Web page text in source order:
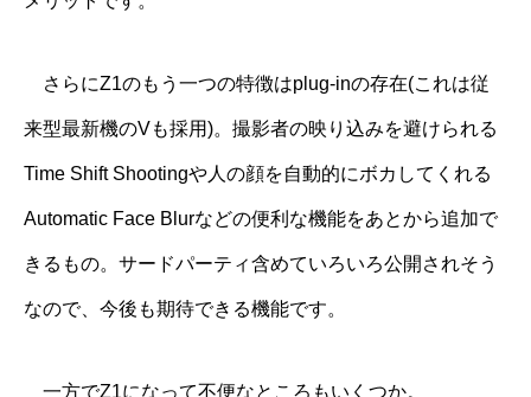
さらにZ1のもう一つの特徴はplug-inの存在(これは従
来型最新機のVも採用)。撮影者の映り込みを避けられる
Time Shift Shootingや人の顔を自動的にボカしてくれる
Automatic Face Blurなどの便利な機能をあとから追加で
きるもの。サードパーティ含めていろいろ公開されそう
なので、今後も期待できる機能です。
一方でZ1になって不便なところもいくつか。